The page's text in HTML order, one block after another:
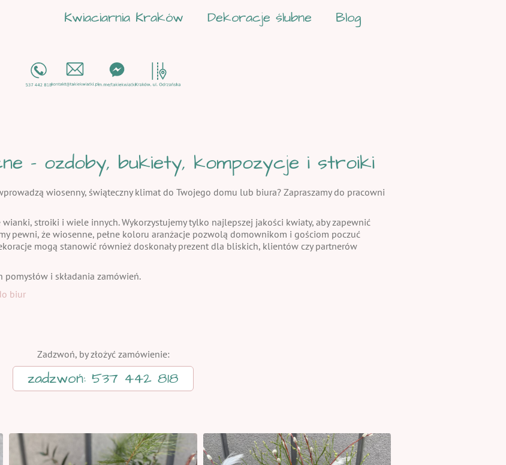
Kwiaciarnia Kraków Dekoracje ślubne Blog
- ozdoby, bukiety, kompozycje i stroiki
wiosenny, świąteczny klimat do Twojego domu lub biura? Zapraszamy do pracowni
stroiki i wiele innych. Wykorzystujemy tylko najlepszej jakości kwiaty, aby zapewnić
pewni, że wiosenne, pełne koloru aranżacje pozwolą domownikom i gościom poczuć
mogą stanowić również doskonały prezent dla bliskich, klientów czy partnerów
pomysłów i składania zamówień.
biur
Zadzwoń, by złożyć zamówienie:
zadzwoń: 537 442 818